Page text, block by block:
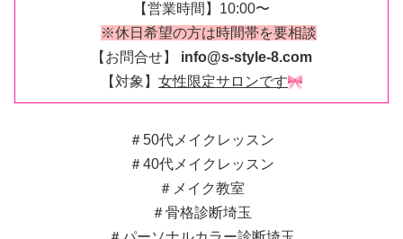
【営業時間】10:00〜
※休日希望の方は時間帯を要相談
【お問合せ】 info@s-style-8.com
【対象】 女性限定サロンです
＃50代メイクレッスン
＃40代メイクレッスン
＃メイク教室
＃骨格診断埼玉